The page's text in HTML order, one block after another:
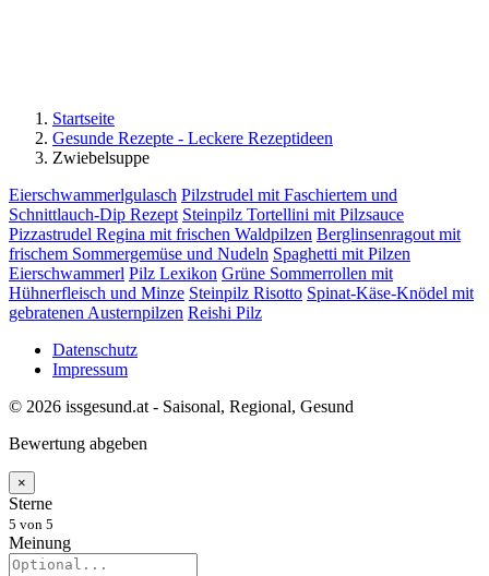
Startseite
Gesunde Rezepte - Leckere Rezeptideen
Zwiebelsuppe
Eierschwammerlgulasch Pilzstrudel mit Faschiertem und
Schnittlauch-Dip Rezept Steinpilz Tortellini mit Pilzsauce
Pizzastrudel Regina mit frischen Waldpilzen Berglinsenragout mit
frischem Sommergemüse und Nudeln Spaghetti mit Pilzen
Eierschwammerl Pilz Lexikon Grüne Sommerrollen mit
Hühnerfleisch und Minze Steinpilz Risotto Spinat-Käse-Knödel mit
gebratenen Austernpilzen Reishi Pilz
Datenschutz
Impressum
© 2026 issgesund.at - Saisonal, Regional, Gesund
Bewertung abgeben
×
Sterne
5 von 5
Meinung